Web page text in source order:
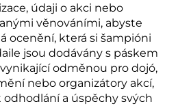
údaji o akci nebo
věnováními, abyste
ocenění, která si šampióni
jsou dodávány s páskem
odměnou pro dojó,
nebo organizátory akcí,
a úspěchy svých